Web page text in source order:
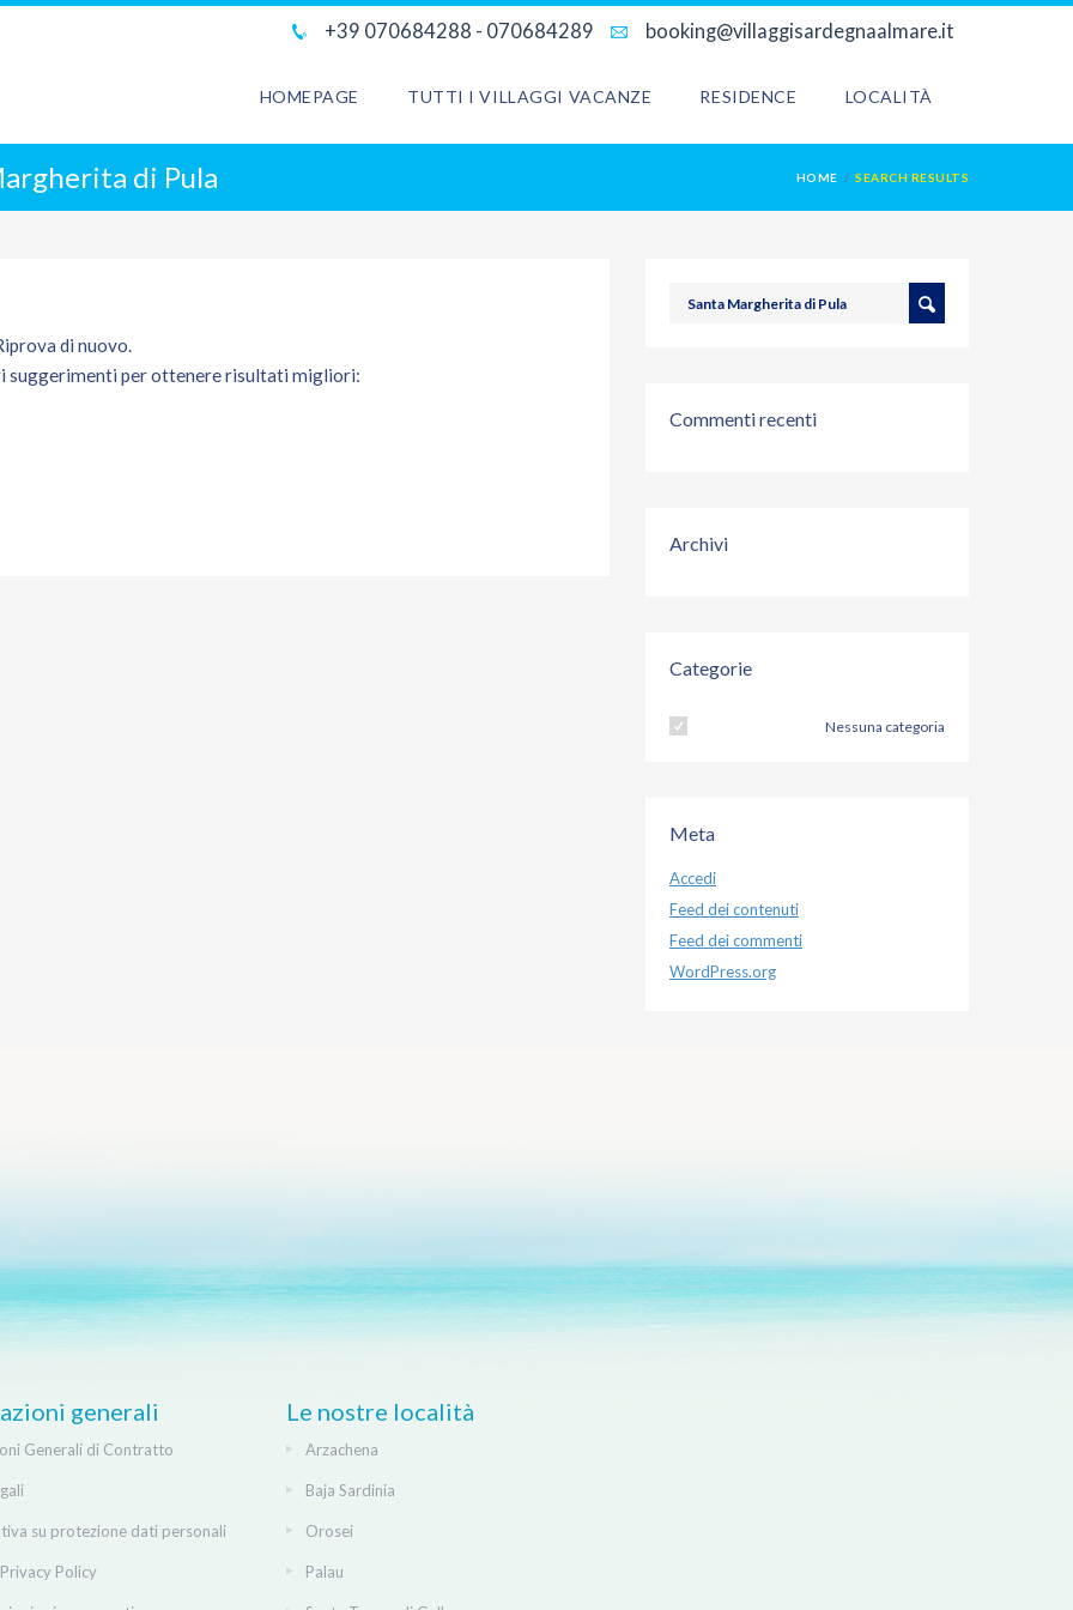
+39 070684288 - 070684289 booking@villaggisardegnaalmare.it
HOMEPAGE TUTTI I VILLAGGI VACANZE RESIDENCE LOCALITÀ
di Pula HOME SEARCH RESULTS
di nuovo.
suggerimenti per ottenere risultati migliori:
Commenti recenti
Archivi
Categorie
Nessuna categoria
Meta
Accedi
Feed dei contenuti
Feed dei commenti
WordPress.org
generali
Generali di Contratto
su protezione dati personali
Policy
Le nostre località
Arzachena
Baja Sardinia
Orosei
Palau